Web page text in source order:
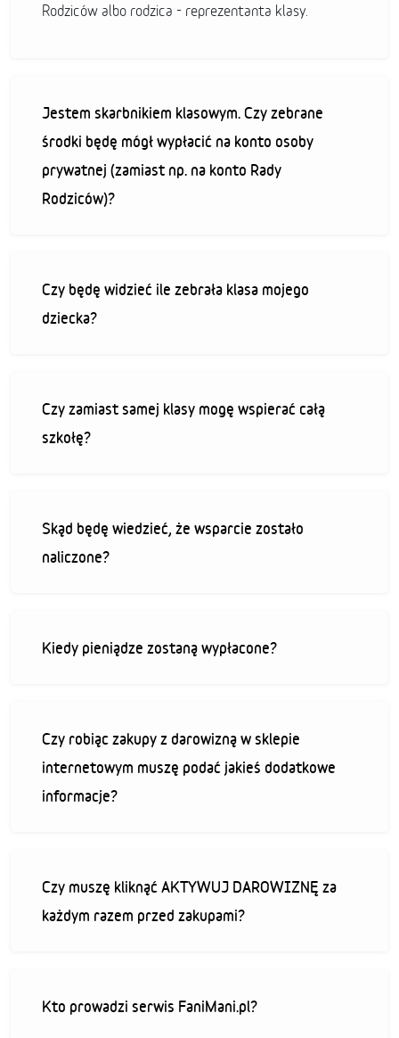
Rodziców albo rodzica - reprezentanta klasy.
Jestem skarbnikiem klasowym. Czy zebrane
środki będę mógł wypłacić na konto osoby
prywatnej (zamiast np. na konto Rady
Rodziców)?
Czy będę widzieć ile zebrała klasa mojego
dziecka?
Czy zamiast samej klasy mogę wspierać całą
szkołę?
Skąd będę wiedzieć, że wsparcie zostało
naliczone?
Kiedy pieniądze zostaną wypłacone?
Czy robiąc zakupy z darowizną w sklepie
internetowym muszę podać jakieś dodatkowe
informacje?
Czy muszę kliknąć AKTYWUJ DAROWIZNĘ za
każdym razem przed zakupami?
Kto prowadzi serwis FaniMani.pl?